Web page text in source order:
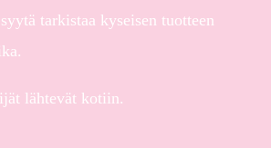
tarkistaa kyseisen tuotteen
lähtevät kotiin.